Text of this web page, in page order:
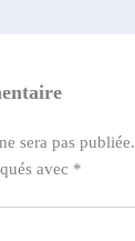
sera pas publiée.
avec *